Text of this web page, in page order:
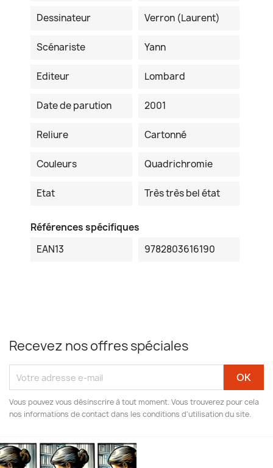
Dessinateur Verron (Laurent)
Scénariste Yann
Editeur Lombard
Date de parution 2001
Reliure Cartonné
Couleurs Quadrichromie
Etat Très très bel état
Références spécifiques
EAN13
9782803616190
Recevez nos offres spéciales
Vous pouvez vous désinscrire à tout moment. Vous trouverez pour cela
nos informations de contact dans les conditions d'utilisation du site.